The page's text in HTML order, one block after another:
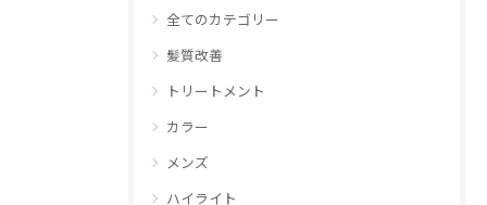
全てのカテゴリー
髪質改善
トリートメント
カラー
メンズ
ハイライト